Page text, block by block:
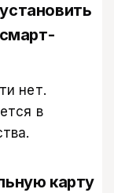
нет.
в
карту